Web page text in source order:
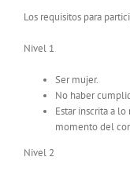
Los requisitos para
Nivel 1
Ser mujer.
No haber
Estar inscrita a
momento del
Nivel 2